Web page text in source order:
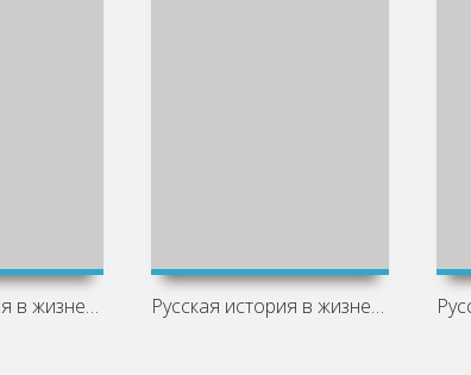
Русская история в жизнеописаниях ее Русская история в жизнеописаниях ее